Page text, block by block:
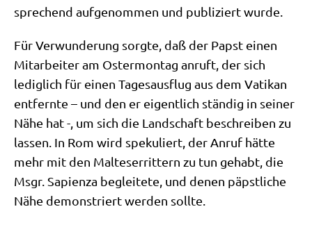
spre­chend auf­ge­nom­men und publi­ziert wurde.
Für Ver­wun­de­rung sorg­te, daß der Papst einen
Mit­ar­bei­ter am Oster­mon­tag anruft, der sich
ledig­lich für einen Tages­aus­flug aus dem Vati­kan
ent­fern­te – und den er eigent­lich stän­dig in sei­ner
Nähe hat -, um sich die Land­schaft beschrei­ben zu
las­sen. In Rom wird spe­ku­liert, der Anruf hät­te
mehr mit den Mal­te­ser­rit­tern zu tun gehabt, die
Msgr. Sapi­en­za beglei­te­te, und denen päpst­li­che
Nähe demon­striert wer­den sollte.